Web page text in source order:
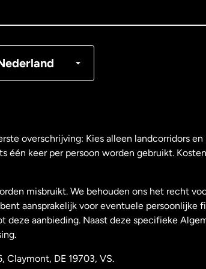
Zeeland
overschrijving: Kies alleen landcorridors
één keer per persoon worden gebruikt.
misbruikt. We behouden ons het recht
aansprakelijk voor eventuele persoonlijke
aanbieding. Naast deze specifieke
Claymont, DE 19703, VS.